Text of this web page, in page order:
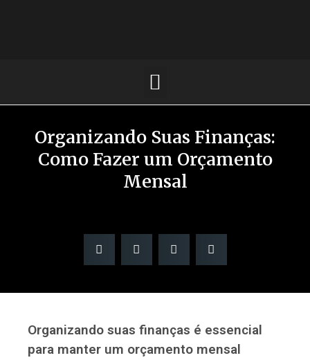
Organizando Suas Finanças:
Como Fazer um Orçamento
Mensal
Organizando suas finanças é essencial
para manter um orçamento mensal